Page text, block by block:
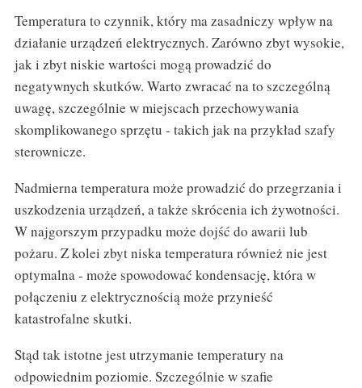
Temperatura to czynnik, który ma zasadniczy wpływ na
działanie urządzeń elektrycznych. Zarówno zbyt wysokie,
jak i zbyt niskie wartości mogą prowadzić do
negatywnych skutków. Warto zwracać na to szczególną
uwagę, szczególnie w miejscach przechowywania
skomplikowanego sprzętu - takich jak na przykład szafy
sterownicze.
Nadmierna temperatura może prowadzić do przegrzania i
uszkodzenia urządzeń, a także skrócenia ich żywotności.
W najgorszym przypadku może dojść do awarii lub
pożaru. Z kolei zbyt niska temperatura również nie jest
optymalna - może spowodować kondensację, która w
połączeniu z elektrycznością może przynieść
katastrofalne skutki.
Stąd tak istotne jest utrzymanie temperatury na
odpowiednim poziomie. Szczególnie w szafie